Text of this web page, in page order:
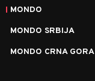
MONDO
MONDO SRBIJA
MONDO CRNA GORA